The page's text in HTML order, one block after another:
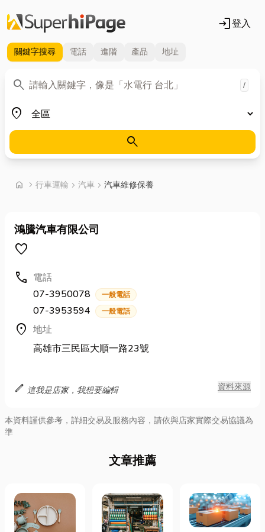
login登入
關鍵字搜尋 電話 進階 產品 地址
search
關鍵字 /
place
地區
search
home chevron_right 首頁
行車運輸 chevron_right 汽車 chevron_right 汽車維修保養
鴻騰汽車有限公司
favorite
call 電話
07-3950078
一般電話
07-3953594 一般電話
location_on 地址
高雄市三民區大順一路23號
edit 這我是店家，我想要編輯 資料來源
本資料謹供參考，詳細交易及服務內容，請依與店家實際交易協議為
準
文章推薦